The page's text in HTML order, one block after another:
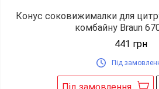
Конус соковижималки для
комбайну Braun
441 грн
Під